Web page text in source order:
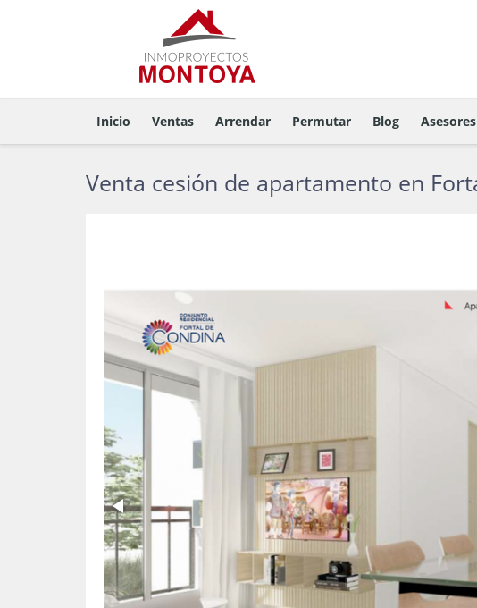
Inicio Ventas Arrendar Permutar Blog Asesores
Venta cesión de apartamento en